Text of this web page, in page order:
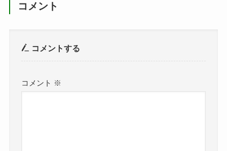
コメント
コメントする
コメント ※